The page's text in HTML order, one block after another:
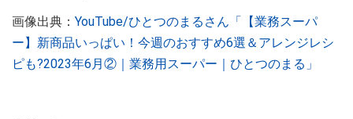
画像出典： YouTube/ひとつのまるさん「【業務スーパ
ー】新商品いっぱい！今週のおすすめ6選＆アレンジレシ
ピも?2023年6月②｜業務用スーパー｜ひとつのまる」